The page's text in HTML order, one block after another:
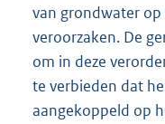
van grondwater
veroorzaken. De
om in deze
te verbieden dat
aangekoppeld op